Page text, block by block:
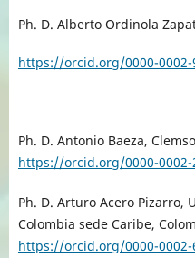
Ph. D. Alberto Ordinola
https://orcid.org/0000-0002-
Ph. D. Antonio Baeza,
https://orcid.org/0000-0002-
Ph. D. Arturo Acero Pizarro,
Colombia sede Caribe,
https://orcid.org/0000-0002-